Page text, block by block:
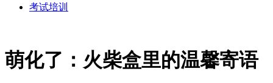
考试培训
萌化了：火柴盒里的温馨寄语